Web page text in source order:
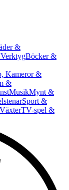
&
Böcker &
Kameror &
&
MusikMynt &
Sport &
TV-spel &